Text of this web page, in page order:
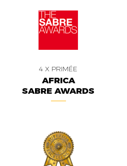
4 X PRIMÉE
AFRICA
SABRE AWARDS